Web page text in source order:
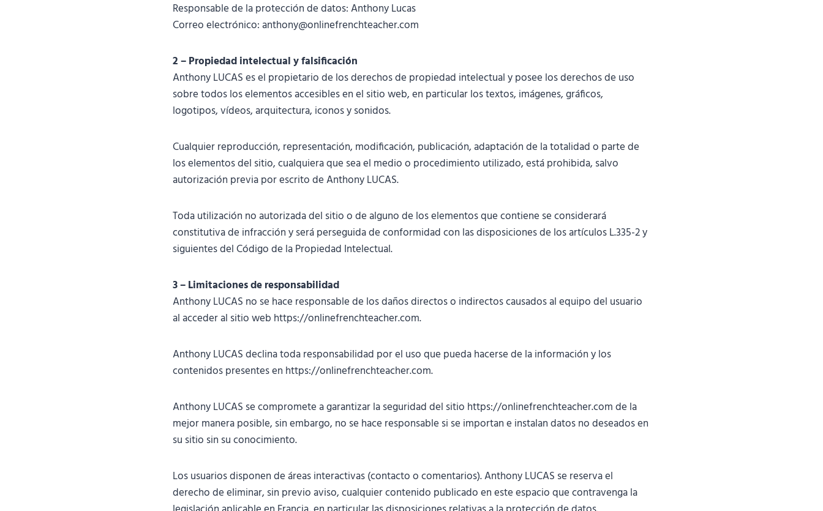
Responsable de la protección de datos: Anthony Lucas
Correo electrónico: anthony@onlinefrenchteacher.com
2 – Propiedad intelectual y falsificación
Anthony LUCAS es el propietario de los derechos de propiedad intelectual y posee los derechos de uso
sobre todos los elementos accesibles en el sitio web, en particular los textos, imágenes, gráficos,
logotipos, vídeos, arquitectura, iconos y sonidos.
Cualquier reproducción, representación, modificación, publicación, adaptación de la totalidad o parte de
los elementos del sitio, cualquiera que sea el medio o procedimiento utilizado, está prohibida, salvo
autorización previa por escrito de Anthony LUCAS.
Toda utilización no autorizada del sitio o de alguno de los elementos que contiene se considerará
constitutiva de infracción y será perseguida de conformidad con las disposiciones de los artículos L.335-2 y
siguientes del Código de la Propiedad Intelectual.
3 – Limitaciones de responsabilidad
Anthony LUCAS no se hace responsable de los daños directos o indirectos causados al equipo del usuario
al acceder al sitio web https://onlinefrenchteacher.com.
Anthony LUCAS declina toda responsabilidad por el uso que pueda hacerse de la información y los
contenidos presentes en https://onlinefrenchteacher.com.
Anthony LUCAS se compromete a garantizar la seguridad del sitio https://onlinefrenchteacher.com de la
mejor manera posible, sin embargo, no se hace responsable si se importan e instalan datos no deseados en
su sitio sin su conocimiento.
Los usuarios disponen de áreas interactivas (contacto o comentarios). Anthony LUCAS se reserva el
derecho de eliminar, sin previo aviso, cualquier contenido publicado en este espacio que contravenga la